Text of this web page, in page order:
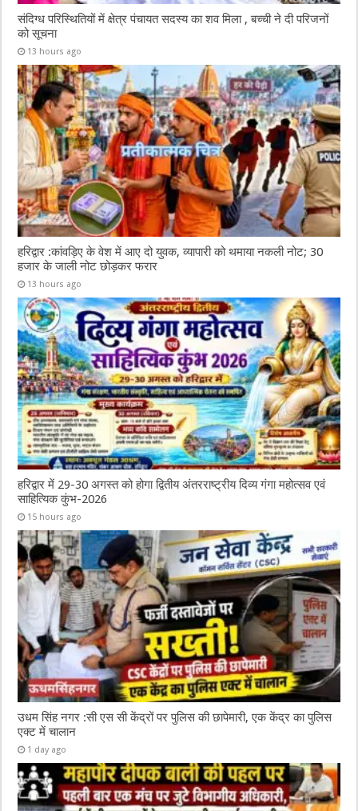
संदिग्ध परिस्थितियों में क्षेत्र पंचायत सदस्य का शव मिला , बच्ची ने दी परिजनों
को सूचना
13 hours ago
हरिद्वार :कांवड़िए के वेश में आए दो युवक, व्यापारी को थमाया नकली नोट; 30
हजार के जाली नोट छोड़कर फरार
13 hours ago
हरिद्वार में 29-30 अगस्त को होगा द्वितीय अंतरराष्ट्रीय दिव्य गंगा महोत्सव एवं
साहित्यिक कुंभ-2026
15 hours ago
उधम सिंह नगर :सी एस सी केंद्रों पर पुलिस की छापेमारी, एक केंद्र का पुलिस
एक्ट में चालान
1 day ago